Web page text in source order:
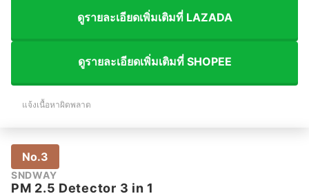
ดูรายละเอียดเพิ่มเติมที่ LAZADA
ดูรายละเอียดเพิ่มเติมที่ SHOPEE
แจ้งเนื้อหาผิดพลาด
No.3
SNDWAY
PM 2.5 Detector 3 in 1